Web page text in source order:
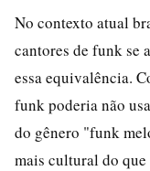
No contexto atual
cantores de funk se
essa equivalência.
funk poderia não
do gênero "funk
mais cultural do